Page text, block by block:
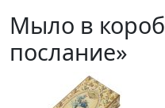
Мыло в
послание»